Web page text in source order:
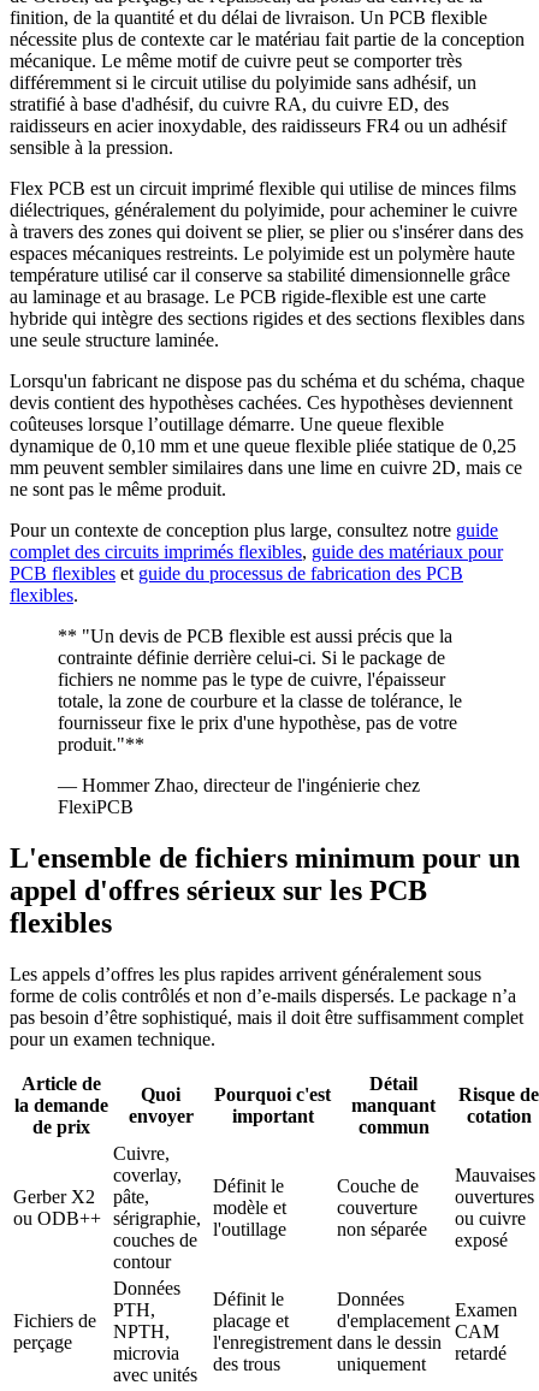
finition, de la quantité et du délai de livraison. Un PCB flexible
nécessite plus de contexte car le matériau fait partie de la conception
mécanique. Le même motif de cuivre peut se comporter très
différemment si le circuit utilise du polyimide sans adhésif, un
stratifié à base d'adhésif, du cuivre RA, du cuivre ED, des
raidisseurs en acier inoxydable, des raidisseurs FR4 ou un adhésif
sensible à la pression.
Flex PCB est un circuit imprimé flexible qui utilise de minces films
diélectriques, généralement du polyimide, pour acheminer le cuivre
à travers des zones qui doivent se plier, se plier ou s'insérer dans des
espaces mécaniques restreints. Le polyimide est un polymère haute
température utilisé car il conserve sa stabilité dimensionnelle grâce
au laminage et au brasage. Le PCB rigide-flexible est une carte
hybride qui intègre des sections rigides et des sections flexibles dans
une seule structure laminée.
Lorsqu'un fabricant ne dispose pas du schéma et du schéma, chaque
devis contient des hypothèses cachées. Ces hypothèses deviennent
coûteuses lorsque l’outillage démarre. Une queue flexible
dynamique de 0,10 mm et une queue flexible pliée statique de 0,25
mm peuvent sembler similaires dans une lime en cuivre 2D, mais ce
ne sont pas le même produit.
Pour un contexte de conception plus large, consultez notre guide
complet des circuits imprimés flexibles, guide des matériaux pour
PCB flexibles et guide du processus de fabrication des PCB
flexibles.
** "Un devis de PCB flexible est aussi précis que la
contrainte définie derrière celui-ci. Si le package de
fichiers ne nomme pas le type de cuivre, l'épaisseur
totale, la zone de courbure et la classe de tolérance, le
fournisseur fixe le prix d'une hypothèse, pas de votre
produit."**
— Hommer Zhao, directeur de l'ingénierie chez
FlexiPCB
L'ensemble de fichiers minimum pour un
appel d'offres sérieux sur les PCB
flexibles
Les appels d’offres les plus rapides arrivent généralement sous
forme de colis contrôlés et non d’e-mails dispersés. Le package n’a
pas besoin d’être sophistiqué, mais il doit être suffisamment complet
pour un examen technique.
Article de
la demande
de prix
Quoi
envoyer
Pourquoi c'est
important
Détail
manquant
commun
Risque de
cotation
Gerber X2
ou ODB++
Cuivre,
coverlay,
pâte,
sérigraphie,
couches de
contour
Définit le
modèle et
l'outillage
Couche de
couverture
non séparée
Mauvaises
ouvertures
ou cuivre
exposé
Fichiers de
perçage
Données
PTH,
NPTH,
microvia
avec unités
Définit le
placage et
l'enregistrement
des trous
Données
d'emplacement
dans le dessin
uniquement
Examen
CAM
retardé